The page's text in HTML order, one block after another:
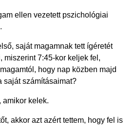
ellen vezetett pszichológiai
saját magamnak tett ígéretét
miszerint 7:45-kor keljek fel,
hogy nap közben majd
saját számításaimat?
amikor kelek.
akkor azt azért tettem, hogy fel is